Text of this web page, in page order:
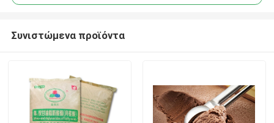
Συνιστώμενα προϊόντα